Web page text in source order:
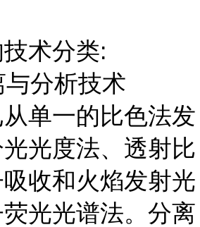
术分类:
分析技术
单一的比色法发
光度法、透射比
收和火焰发射光
光光谱法。分离